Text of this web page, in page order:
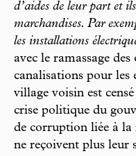
d’aides de leur part et
marchandises. Par
les installations
avec le ramassage
canalisations pour les
village voisin est
crise politique du
de corruption liée à la
ne reçoivent plus leur